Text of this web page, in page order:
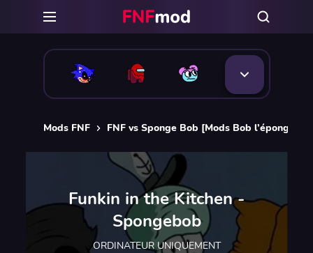
Mods FNF FNF vs Sponge Bob [Mods Bob l’éponge
Funkin in the Kitchen -
Spongebob
ORDINATEUR UNIQUEMENT